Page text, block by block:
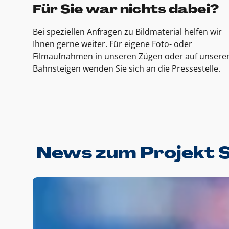
Für Sie war nichts dabei?
Bei speziellen Anfragen zu Bildmaterial helfen wir
Ihnen gerne weiter. Für eigene Foto- oder
Filmaufnahmen in unseren Zügen oder auf
Bahnsteigen wenden Sie sich an die Pressestelle.
News zum Projekt